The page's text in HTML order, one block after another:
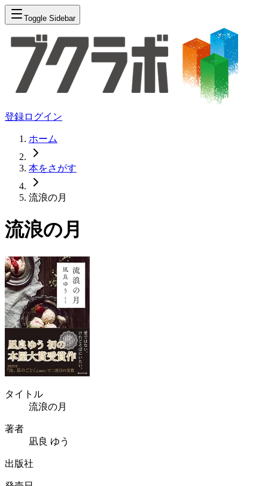
Toggle Sidebar
登録ログイン
ホーム
本をさがす
流浪の月
流浪の月
タイトル
流浪の月
著者
凪良 ゆう
出版社